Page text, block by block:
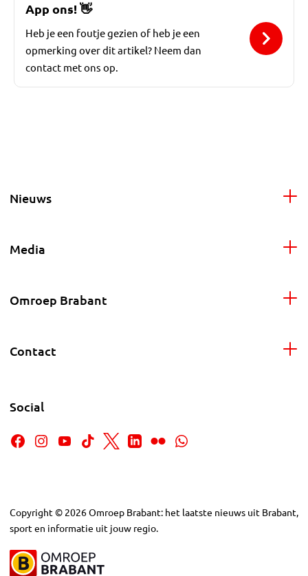
App ons!👋
Heb je een foutje gezien of heb je een
opmerking over dit artikel? Neem dan
contact met ons op.
Nieuws
Media
Omroep Brabant
Contact
Social
Copyright © 2026Omroep Brabant: het laatste nieuws uit Brabant,
sport en informatie uit jouw regio.